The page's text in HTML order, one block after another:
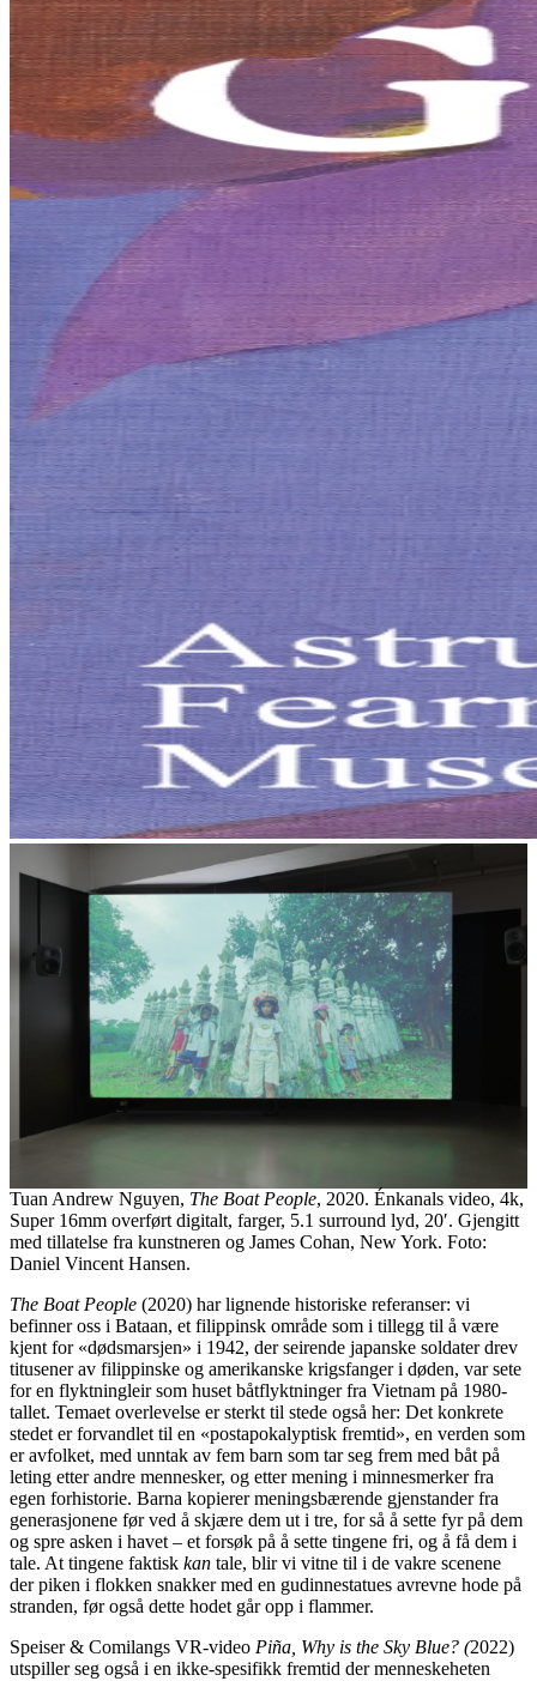
Tuan Andrew Nguyen, The Boat People, 2020. Énkanals video, 4k,
Super 16mm overført digitalt, farger, 5.1 surround lyd, 20′. Gjengitt
med tillatelse fra kunstneren og James Cohan, New York. Foto:
Daniel Vincent Hansen.
The Boat People (2020) har lignende historiske referanser: vi
befinner oss i Bataan, et filippinsk område som i tillegg til å være
kjent for «dødsmarsjen» i 1942, der seirende japanske soldater drev
titusener av filippinske og amerikanske krigsfanger i døden, var sete
for en flyktningleir som huset båtflyktninger fra Vietnam på 1980-
tallet. Temaet overlevelse er sterkt til stede også her: Det konkrete
stedet er forvandlet til en «postapokalyptisk fremtid», en verden som
er avfolket, med unntak av fem barn som tar seg frem med båt på
leting etter andre mennesker, og etter mening i minnesmerker fra
egen forhistorie. Barna kopierer meningsbærende gjenstander fra
generasjonene før ved å skjære dem ut i tre, for så å sette fyr på dem
og spre asken i havet – et forsøk på å sette tingene fri, og å få dem i
tale. At tingene faktisk kan tale, blir vi vitne til i de vakre scenene
der piken i flokken snakker med en gudinnestatues avrevne hode på
stranden, før også dette hodet går opp i flammer.
Speiser & Comilangs VR-video Piña, Why is the Sky Blue? (2022)
utspiller seg også i en ikke-spesifikk fremtid der menneskeheten